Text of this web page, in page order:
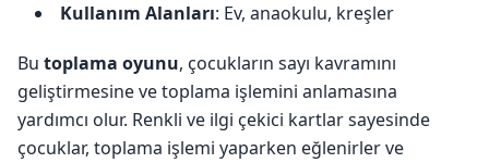
Kullanım Alanları: Ev, anaokulu, kreşler
Bu toplama oyunu, çocukların sayı kavramını
geliştirmesine ve toplama işlemini anlamasına
yardımcı olur. Renkli ve ilgi çekici kartlar sayesinde
çocuklar, toplama işlemi yaparken eğlenirler ve